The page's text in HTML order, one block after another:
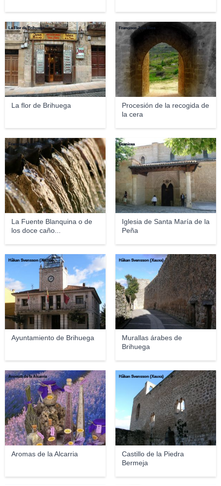
La flor de Brihuega
La Flor de Brihuega
Procesión de la recogida de
la cera
Francisco Jose Rios
La Fuente Blanquina o de
los doce caño...
Francisco Jose Rios
Iglesia de Santa María de la
Peña
Granicea
Ayuntamiento de Brihuega
Håkan Svensson (Xauxa)
Murallas árabes de
Brihuega
Håkan Svensson (Xauxa)
Aromas de la Alcarria
Aromas de la Alcarria
Castillo de la Piedra
Bermeja
Håkan Svensson (Xauxa)